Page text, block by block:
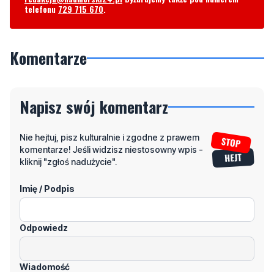
Komentarze
Napisz swój komentarz
komentarze! Jeśli widzisz niestosowny wpis -
kliknij "zgłoś nadużycie".
Imię / Podpis
Odpowiedz
Wiadomość